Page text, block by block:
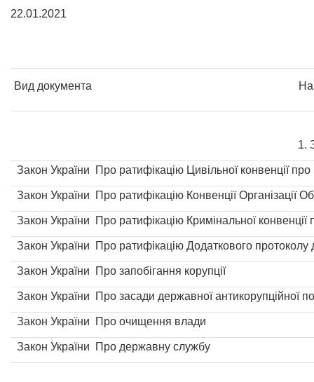
22.01.2021
Вид документа
1.
Закон України Про ратифікацію Цивільної конвенції
Закон України Про ратифікацію Конвенції Організації
Закон України Про ратифікацію Кримінальної конвенції
Закон України Про ратифікацію Додаткового протоколу
Закон України Про запобігання корупції
Закон України Про засади державної антикорупційної
Закон України Про очищення влади
Закон України Про державну службу